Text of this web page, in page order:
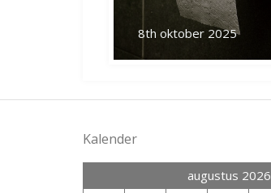
8th oktober 2025
Kalender
augustus 2026